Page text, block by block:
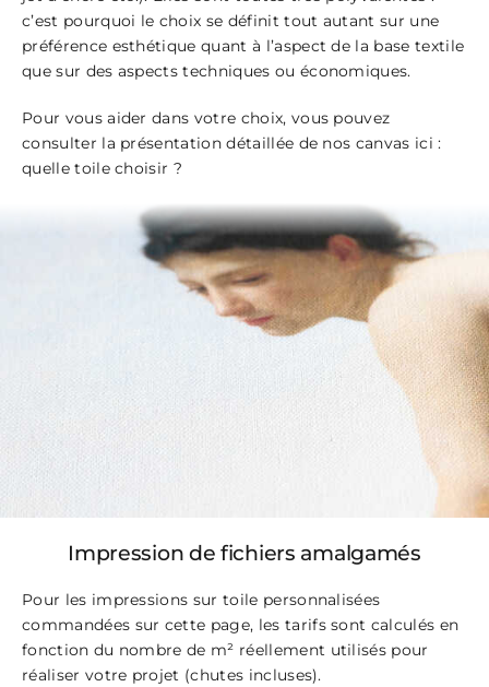
c’est pourquoi le choix se définit tout autant sur une
préférence esthétique quant à l’aspect de la base textile
que sur des aspects techniques ou économiques.
Pour vous aider dans votre choix, vous pouvez
consulter la présentation détaillée de nos canvas ici :
quelle toile choisir ?
Impression de fichiers amalgamés
Pour les impressions sur toile personnalisées
commandées sur cette page, les tarifs sont calculés en
fonction du nombre de m² réellement utilisés pour
réaliser votre projet (chutes incluses).